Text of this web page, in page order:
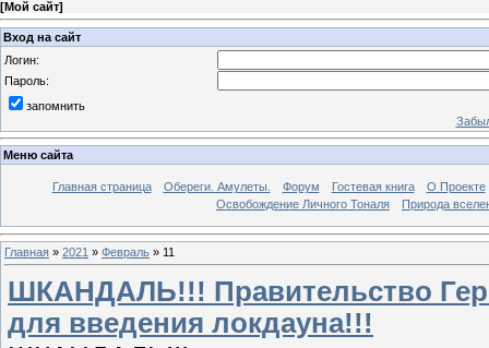
[Мой сайт]
Вход на сайт
Логин:
Пароль:
запомнить
Меню сайта
Главная страница Обереги. Амулеты. Форум Гостевая книга
О Проекте
Освобождение Личного Тоналя
Природа
Главная » 2021 » Февраль » 11
ШКАНДАЛЬ!!! Правительство
для введения локдауна!!!